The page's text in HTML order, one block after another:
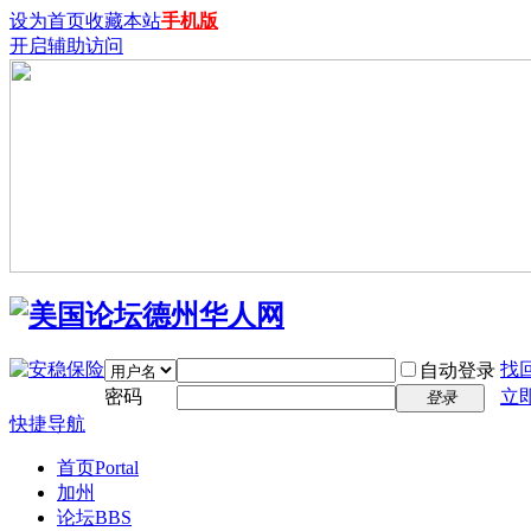
设为首页收藏本站手机版
开启辅助访问
自动登录 找
密码
登录
立
快捷导航
首页Portal
加州
论坛BBS